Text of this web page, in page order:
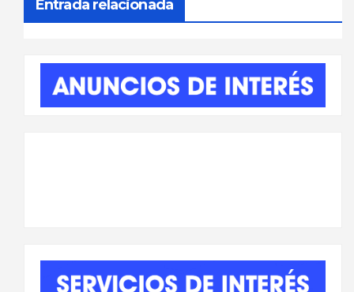
Entrada relacionada